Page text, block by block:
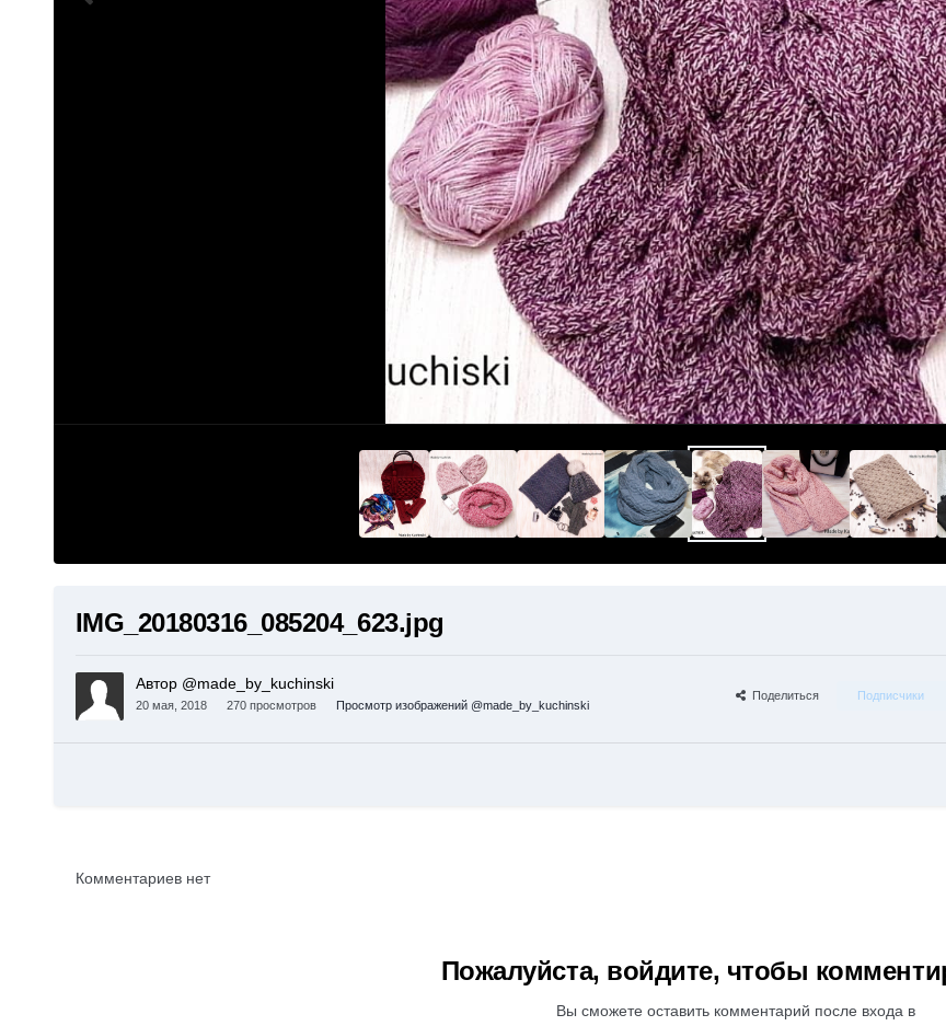
IMG_20180316_085204_623.jpg
Автор @made_by_kuchinski
20 мая, 2018 270 просмотров Просмотр изображений @made_by_kuchinski
Поделиться Подписчики
Комментариев нет
Пожалуйста, войдите, чтобы
Вы сможете оставить комментарий после входа в